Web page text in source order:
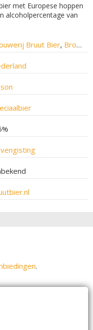
met Europese hoppen
alcoholpercentage van
Bruut Bier, Brouwerij Bruusk
.